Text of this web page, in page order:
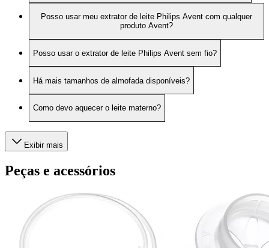
Posso usar meu extrator de leite Philips Avent com qualquer
produto Avent?
Posso usar o extrator de leite Philips Avent sem fio?
Há mais tamanhos de almofada disponíveis?
Como devo aquecer o leite materno?
Exibir mais
Peças e acessórios